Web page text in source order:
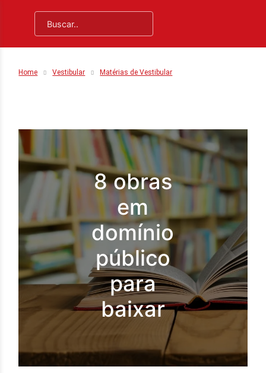
Home Vestibular Matérias de Vestibular
8 obras
em
domínio
público
para
baixar